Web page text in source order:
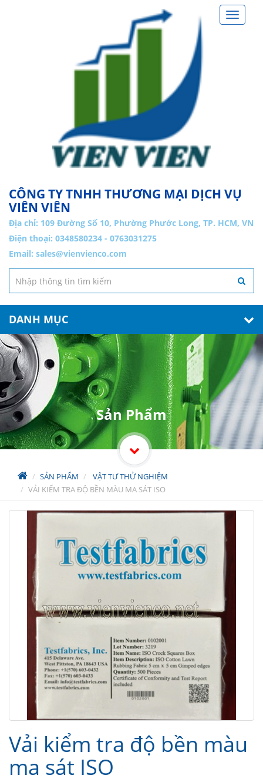
Toggle
CÔNG TY TNHH THƯƠNG MẠI DỊCH VỤ
VIÊN VIÊN
Địa chỉ: 109 Đường Số 10, Phường Phước Long, TP. HCM, VN
Điện thoại: 0348580234 - 0763031275
Email: sales@vienvienco.com
DANH MỤC
SẢN PHẨM
VẬT TƯ THỬ NGHIỆM
VẢI KIỂM TRA ĐỘ BỀN MÀU MA SÁT ISO
Sản Phẩm
Vải kiểm tra độ bền màu
ma sát ISO